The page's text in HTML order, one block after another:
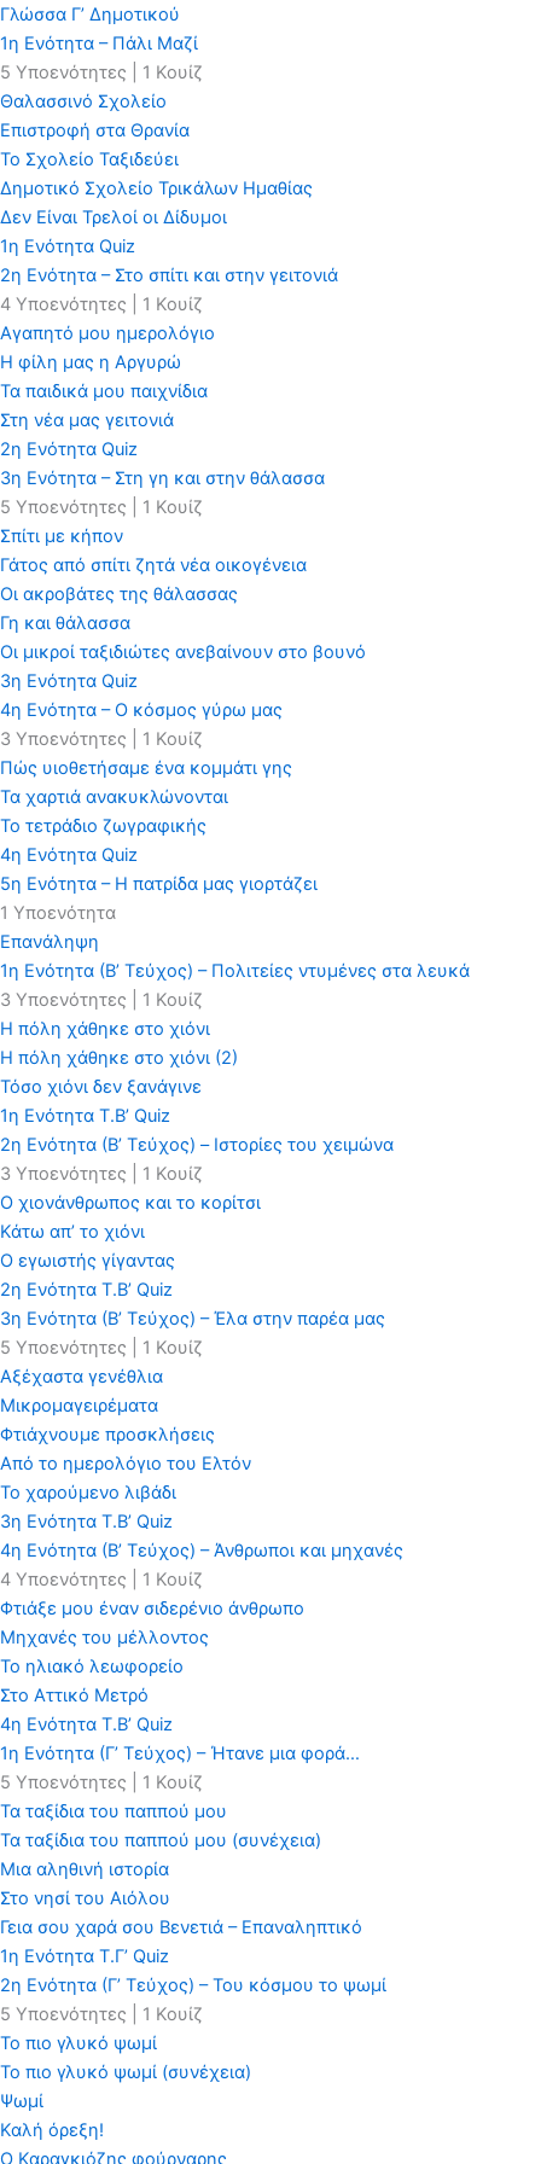
Γλώσσα Γ’ Δημοτικού
1η Ενότητα – Πάλι Μαζί
5 Υποενότητες
1 Κουίζ
Θαλασσινό Σχολείο
Επιστροφή στα Θρανία
Το Σχολείο Ταξιδεύει
Δημοτικό Σχολείο Τρικάλων Ημαθίας
Δεν Είναι Τρελοί οι Δίδυμοι
1η Ενότητα Quiz
2η Ενότητα – Στο σπίτι και στην γειτονιά
4 Υποενότητες
1 Κουίζ
Αγαπητό μου ημερολόγιο
Η φίλη μας η Αργυρώ
Τα παιδικά μου παιχνίδια
Στη νέα μας γειτονιά
2η Ενότητα Quiz
3η Ενότητα – Στη γη και στην θάλασσα
5 Υποενότητες
1 Κουίζ
Σπίτι με κήπον
Γάτος από σπίτι ζητά νέα οικογένεια
Οι ακροβάτες της θάλασσας
Γη και θάλασσα
Οι μικροί ταξιδιώτες ανεβαίνουν στο βουνό
3η Ενότητα Quiz
4η Ενότητα – Ο κόσμος γύρω μας
3 Υποενότητες
1 Κουίζ
Πώς υιοθετήσαμε ένα κομμάτι γης
Τα χαρτιά ανακυκλώνονται
Το τετράδιο ζωγραφικής
4η Ενότητα Quiz
5η Ενότητα – Η πατρίδα μας γιορτάζει
1 Υποενότητα
Επανάληψη
1η Ενότητα (Β’ Τεύχος) – Πολιτείες ντυμένες στα λευκά
3 Υποενότητες
1 Κουίζ
Η πόλη χάθηκε στο χιόνι
Η πόλη χάθηκε στο χιόνι (2)
Τόσο χιόνι δεν ξανάγινε
1η Ενότητα Τ.Β’ Quiz
2η Ενότητα (Β’ Τεύχος) – Ιστορίες του χειμώνα
3 Υποενότητες
1 Κουίζ
Ο χιονάνθρωπος και το κορίτσι
Κάτω απ’ το χιόνι
Ο εγωιστής γίγαντας
2η Ενότητα Τ.Β’ Quiz
3η Ενότητα (Β’ Τεύχος) – Έλα στην παρέα μας
5 Υποενότητες
1 Κουίζ
Αξέχαστα γενέθλια
Μικρομαγειρέματα
Φτιάχνουμε προσκλήσεις
Από το ημερολόγιο του Ελτόν
Το χαρούμενο λιβάδι
3η Ενότητα Τ.Β’ Quiz
4η Ενότητα (Β’ Τεύχος) – Άνθρωποι και μηχανές
4 Υποενότητες
1 Κουίζ
Φτιάξε μου έναν σιδερένιο άνθρωπο
Μηχανές του μέλλοντος
Το ηλιακό λεωφορείο
Στο Αττικό Μετρό
4η Ενότητα Τ.Β’ Quiz
1η Ενότητα (Γ’ Τεύχος) – Ήτανε μια φορά…
5 Υποενότητες
1 Κουίζ
Τα ταξίδια του παππού μου
Τα ταξίδια του παππού μου (συνέχεια)
Μια αληθινή ιστορία
Στο νησί του Αιόλου
Γεια σου χαρά σου Βενετιά – Επαναληπτικό
1η Ενότητα Τ.Γ’ Quiz
2η Ενότητα (Γ’ Τεύχος) – Του κόσμου το ψωμί
5 Υποενότητες
1 Κουίζ
Το πιο γλυκό ψωμί
Το πιο γλυκό ψωμί (συνέχεια)
Ψωμί
Καλή όρεξη!
Ο Καραγκιόζης φούρναρης